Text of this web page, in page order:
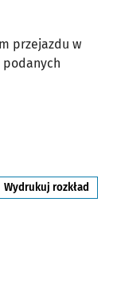
przejazdu w
podanych
Wydrukuj rozkład
linii nr 306